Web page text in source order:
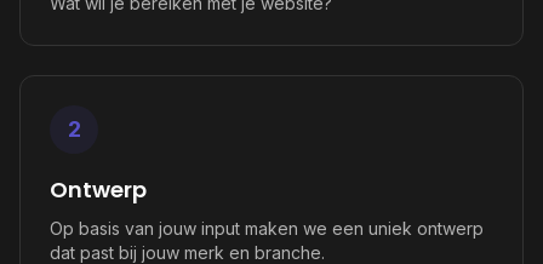
2
Ontwerp
Op basis van jouw input maken we een uniek ontwerp
dat past bij jouw merk en branche.